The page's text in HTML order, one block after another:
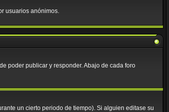
usuarios anónimos.
poder publicar y responder. Abajo de cada foro
un cierto periodo de tiempo). Si alguien editase su